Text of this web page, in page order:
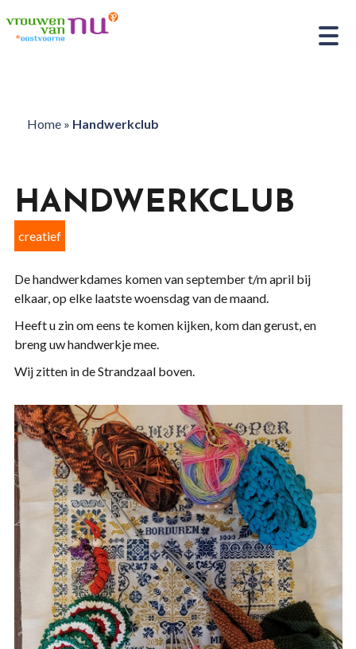
Home» Handwerkclub
HANDWERKCLUB
creatief
De handwerkdames komen van september t/m april bij
elkaar, op elke laatste woensdag van de maand.
Heeft u zin om eens te komen kijken, kom dan gerust, en
breng uw handwerkje mee.
Wij zitten in de Strandzaal boven.